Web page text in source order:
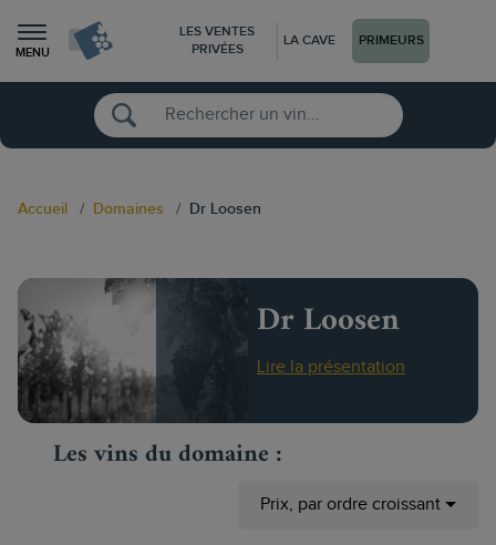
MENU
LES VENTES
PRIVÉES
LA CAVE PRIMEURS
Accueil Domaines Dr Loosen
Dr Loosen
Lire la présentation
Les vins du domaine :
Prix, par ordre croissant